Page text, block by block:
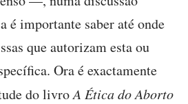
é importante saber até onde
que autorizam esta ou
Ora é exactamente
do livroA Ética do Aborto